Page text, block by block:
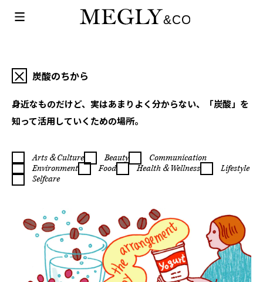
炭酸のちから
身近なものだけど、実はあまりよく分からない、「炭酸」を
知って活用していくための場所。
Arts＆Culture Beauty
Communication
Environment
Food Health＆Wellness
Lifestyle
Selfcare